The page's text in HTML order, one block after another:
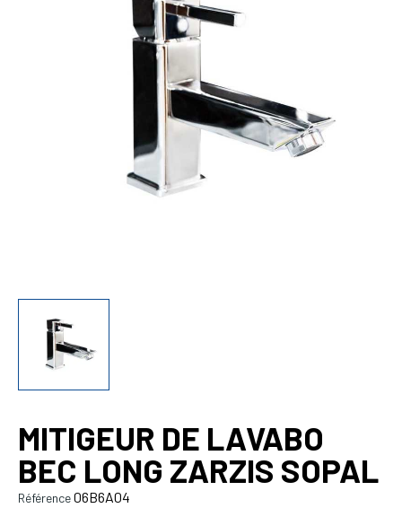
MITIGEUR DE LAVABO
BEC LONG ZARZIS SOPAL
Référence06B6A04